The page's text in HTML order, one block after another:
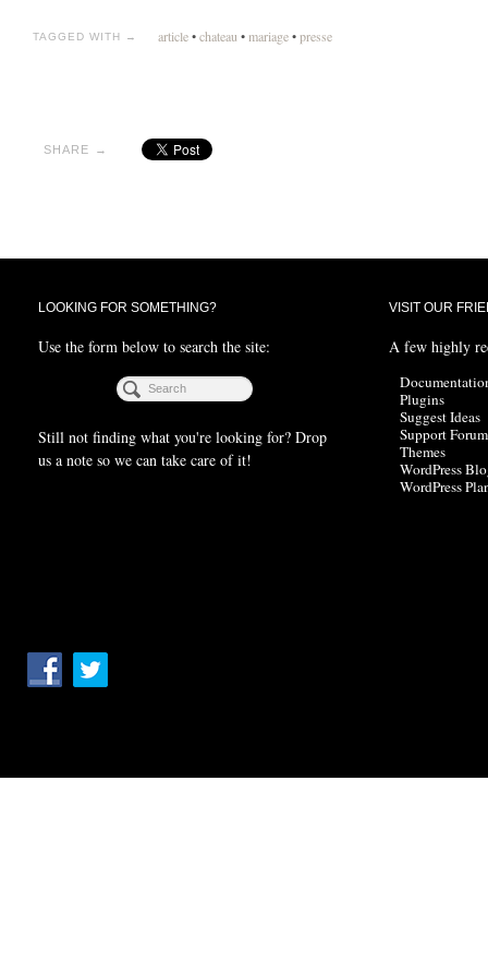
TAGGED WITH → article•chateau •mariage•presse
SHARE →
LOOKING FOR SOMETHING?
Use the form below to search the site:
Still not finding what you're looking for? Drop
us a note so we can take care of it!
VISIT OUR
A few highly
Plugins
Suggest Ideas
Support Forum
Themes
WordPress
WordPress